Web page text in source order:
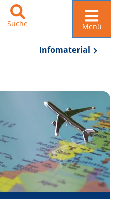
Suche Menü
Infomaterial